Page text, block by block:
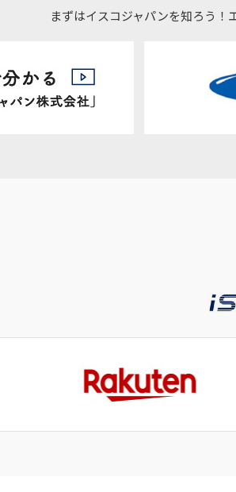
まずはイスコジャパンを知ろう！